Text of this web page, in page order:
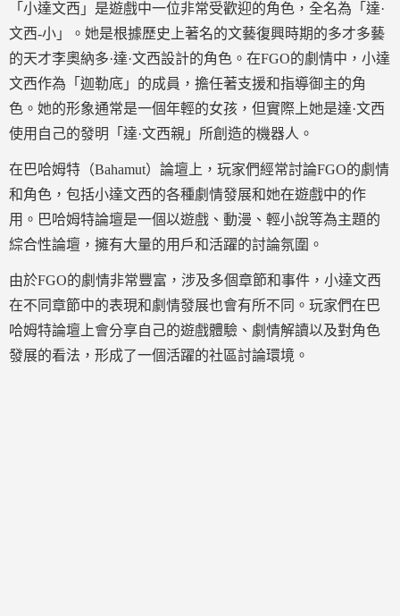
「小達文西」是遊戲中一位非常受歡迎的角色，全名為「達·
文西-小」。她是根據歷史上著名的文藝復興時期的多才多藝
的天才李奧納多·達·文西設計的角色。在FGO的劇情中，小達
文西作為「迦勒底」的成員，擔任著支援和指導御主的角
色。她的形象通常是一個年輕的女孩，但實際上她是達·文西
使用自己的發明「達·文西親」所創造的機器人。
在巴哈姆特（Bahamut）論壇上，玩家們經常討論FGO的劇情
和角色，包括小達文西的各種劇情發展和她在遊戲中的作
用。巴哈姆特論壇是一個以遊戲、動漫、輕小說等為主題的
綜合性論壇，擁有大量的用戶和活躍的討論氛圍。
由於FGO的劇情非常豐富，涉及多個章節和事件，小達文西
在不同章節中的表現和劇情發展也會有所不同。玩家們在巴
哈姆特論壇上會分享自己的遊戲體驗、劇情解讀以及對角色
發展的看法，形成了一個活躍的社區討論環境。